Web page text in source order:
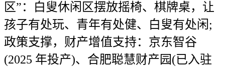
区”：白叟休闲区摆放摇椅、棋牌桌，让
孩子有处玩、青年有处健、白叟有处闲;
政策支撑，财产增值支持：京东智谷
(2025 年投产)、合肥聪慧财产园(已入驻